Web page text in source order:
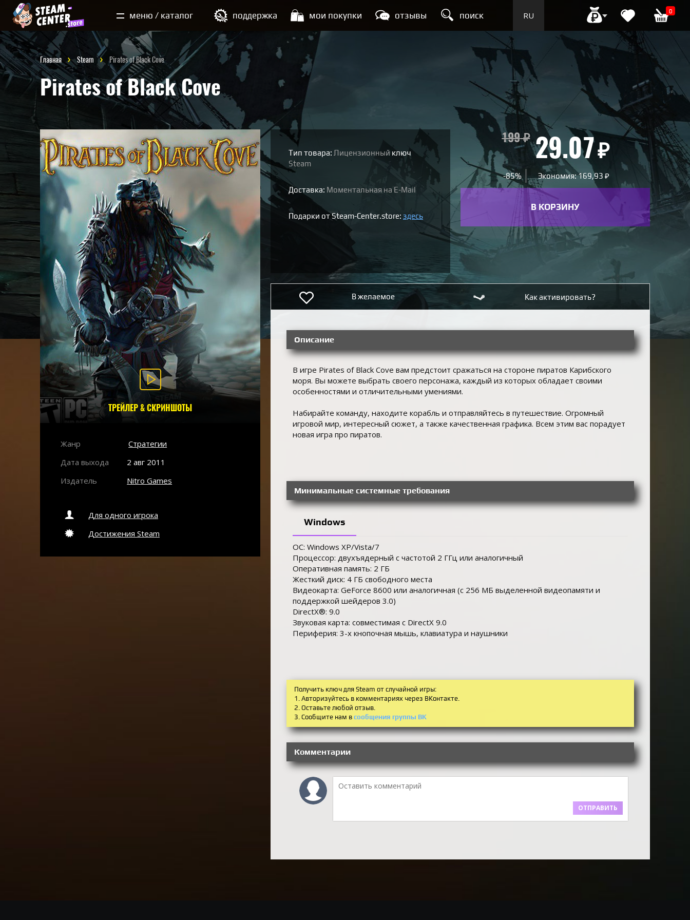
меню / каталог поддержка мои покупки отзывы поиск RU 0
Мои покупки
Главная Steam Pirates of Black Cove
Pirates of Black Cove
ТРЕЙЛЕР & СКРИНШОТЫ
Жанр
Стратегии
Дата выхода
2 авг 2011
Издатель
Nitro Games
Для одного игрока
Достижения Steam
Тип товара: Лицензионный ключ
Steam
Доставка: Моментальная на E-Mail
Подарки от Steam-Center.store: здесь
199₽ 29.07₽
-85% Экономия: 169,93 ₽
В КОРЗИНУ
В желаемое Как активировать?
Описание
В игре Pirates of Black Cove вам предстоит сражаться на стороне пиратов Карибского
моря. Вы можете выбрать своего персонажа, каждый из которых обладает своими
особенностями и отличительными умениями.
Набирайте команду, находите корабль и отправляйтесь в путешествие. Огромный
игровой мир, интересный сюжет, а также качественная графика. Всем этим вас порадует
новая игра про пиратов.
Минимальные системные требования
Windows
ОС: Windows XP/Vista/7
Процессор: двухъядерный с частотой 2 ГГц или аналогичный
Оперативная память: 2 ГБ
Жесткий диск: 4 ГБ свободного места
Видеокарта: GeForce 8600 или аналогичная (с 256 МБ выделенной видеопамяти и
поддержкой шейдеров 3.0)
DirectX®: 9.0
Звуковая карта: совместимая с DirectX 9.0
Периферия: 3-х кнопочная мышь, клавиатура и наушники
Получить ключ для Steam от случайной игры:
1. Авторизуйтесь в комментариях через ВКонтакте.
2. Оставьте любой отзыв.
3. Сообщите нам в сообщения группы ВК
Комментарии
ОТПРАВИТЬ